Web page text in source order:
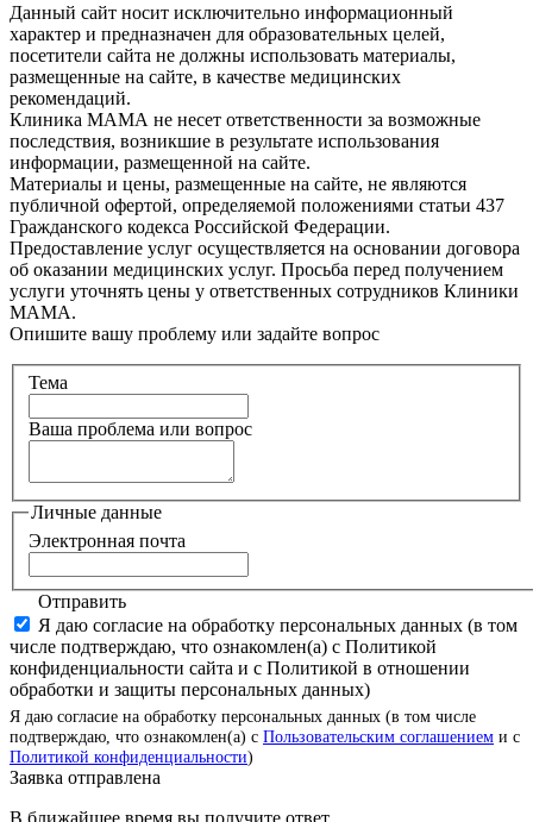
Данный сайт носит исключительно информационный
характер и предназначен для образовательных целей,
посетители сайта не должны использовать материалы,
размещенные на сайте, в качестве медицинских
рекомендаций.
Клиника МАМА не несет ответственности за возможные
последствия, возникшие в результате использования
информации, размещенной на сайте.
Материалы и цены, размещенные на сайте, не являются
публичной офертой, определяемой положениями статьи 437
Гражданского кодекса Российской Федерации.
Предоставление услуг осуществляется на основании договора
об оказании медицинских услуг. Просьба перед получением
услуги уточнять цены у ответственных сотрудников Клиники
МАМА.
Опишите вашу проблему или задайте вопрос
Тема
Ваша проблема или вопрос
Личные данные
Электронная почта
Отправить
Я даю согласие на обработку персональных данных (в том
числе подтверждаю, что ознакомлен(а) с Политикой
конфиденциальности сайта и с Политикой в отношении
обработки и защиты персональных данных)
Я даю согласие на обработку персональных данных (в том числе
подтверждаю, что ознакомлен(а) с Пользовательским соглашением и с
Политикой конфиденциальности)
Заявка отправлена
В ближайшее время вы получите ответ.